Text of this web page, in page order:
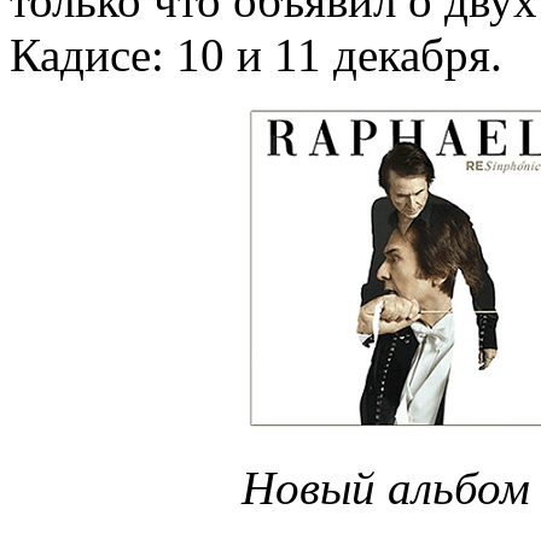
Кадисе: 10 и 11 декабря.
Новый альбом